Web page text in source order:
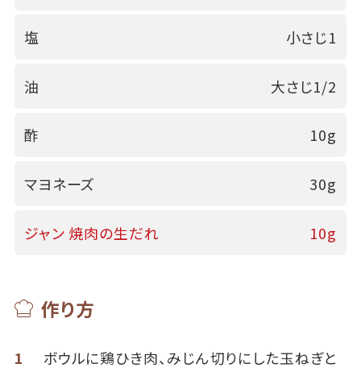
塩 小さじ1
油 大さじ1/2
酢 10g
マヨネーズ 30g
ジャン 焼肉の生だれ 10g
作り方
1
ボウルに鶏ひき肉、みじん切りにした玉ねぎと